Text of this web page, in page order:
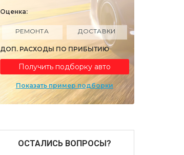
Оценка:
РЕМОНТА ДОСТАВКИ
ДОП. РАСХОДЫ ПО ПРИБЫТИЮ
Получить подборку авто
Показать пример подборки
ОСТАЛИСЬ ВОПРОСЫ?